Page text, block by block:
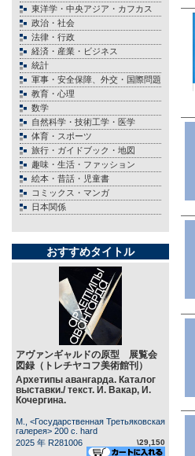
東洋学・中央アジア・カフカス
政治・社会
法律・行政
経済・産業・ビジネス
統計
軍事・安全保障、外交・国際問題
教育・心理
数学
自然科学・技術工学・医学
体育・スポーツ
旅行・ガイドブック・地図
趣味・生活・ファッション
絵本・昔話・児童書
コミックス・マンガ
日本関係
おすすめタイトル
アヴァンギャルドの原型 展覧会
図録（トレチヤコフ美術館刊）
Архетипы авангарда. Каталог
выставки./ текст. И. Вакар, И.
Кочергина.
М., <Государственная Третьяковская
галерея> 200 c. hard
2025 年 R281006
\29,150